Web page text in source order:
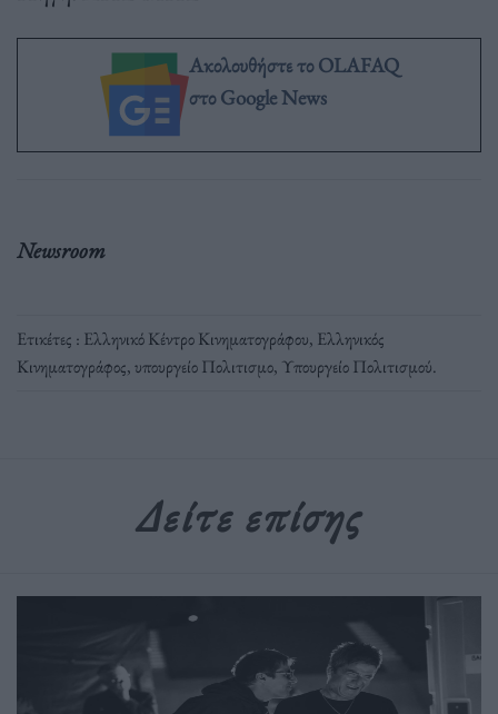
Ακολουθήστε το OLAFAQ
στο Google News
Newsroom
Ετικέτες : Ελληνικό Κέντρο Κινηματογράφου, Ελληνικός
Κινηματογράφος,υπουργείο Πολιτισμο, Υπουργείο Πολιτισμού.
Δείτε επίσης